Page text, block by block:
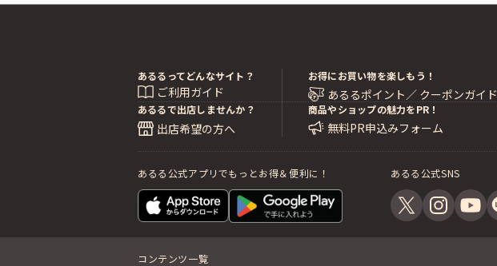
あるるってどんなサイト？
ご利用ガイド
お得にお買い物を楽しもう！
あるるポイント／ クーポンガイド
あるるで出店しませんか？
出店希望の方へ
商品やショップの魅力をPR！
無料PR申込みフォーム
あるる公式アプリでもっとお得＆便利に！ あるる公式SNS
コンテンツ一覧